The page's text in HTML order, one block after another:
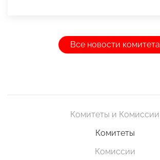
Все новости комитета
Комитеты и Комиссии
Комитеты
Комиссии